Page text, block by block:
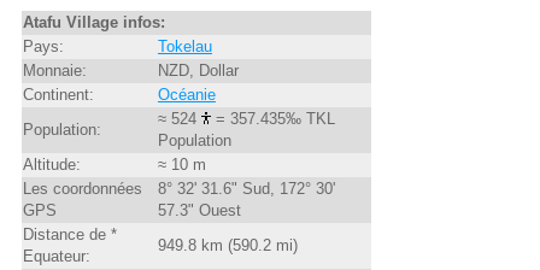
Atafu Village infos:
Pays:
Tokelau
Monnaie:
NZD, Dollar
Continent:
Océanie
Population:
≈ 524
= 357.435‰ TKL
Population
Altitude:
≈ 10 m
Les coordonnées
GPS
8° 32' 31.6" Sud, 172° 30'
57.3" Ouest
Distance de *
Equateur:
949.8 km (590.2 mi)